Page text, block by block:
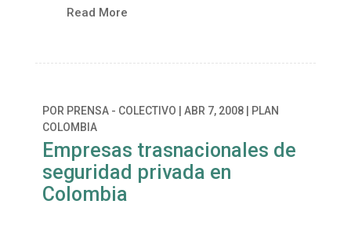
Read More
POR PRENSA - COLECTIVO ABR 7, 2008|
PLAN
COLOMBIA
Empresas trasnacionales de
seguridad privada en
Colombia